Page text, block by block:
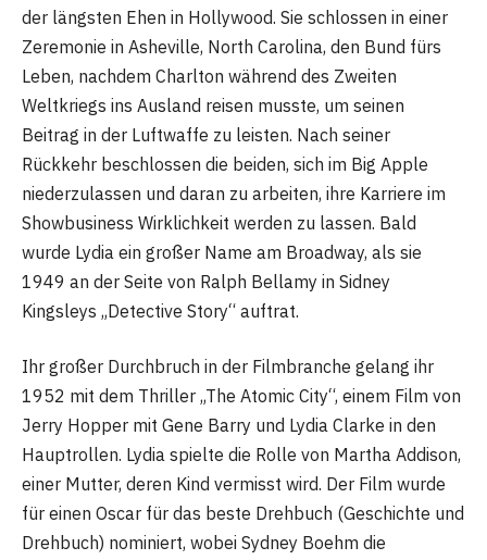
der längsten Ehen in Hollywood. Sie schlossen in einer
Zeremonie in Asheville, North Carolina, den Bund fürs
Leben, nachdem Charlton während des Zweiten
Weltkriegs ins Ausland reisen musste, um seinen
Beitrag in der Luftwaffe zu leisten. Nach seiner
Rückkehr beschlossen die beiden, sich im Big Apple
niederzulassen und daran zu arbeiten, ihre Karriere im
Showbusiness Wirklichkeit werden zu lassen. Bald
wurde Lydia ein großer Name am Broadway, als sie
1949 an der Seite von Ralph Bellamy in Sidney
Kingsleys „Detective Story“ auftrat.
Ihr großer Durchbruch in der Filmbranche gelang ihr
1952 mit dem Thriller „The Atomic City“, einem Film von
Jerry Hopper mit Gene Barry und Lydia Clarke in den
Hauptrollen. Lydia spielte die Rolle von Martha Addison,
einer Mutter, deren Kind vermisst wird. Der Film wurde
für einen Oscar für das beste Drehbuch (Geschichte und
Drehbuch) nominiert, wobei Sydney Boehm die